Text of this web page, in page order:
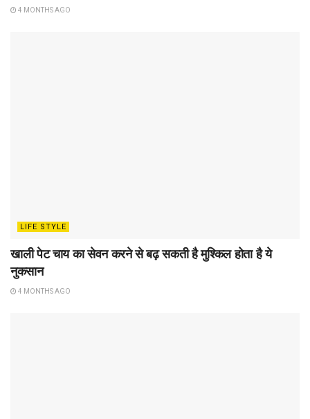
4 MONTHS AGO
LIFE STYLE
खाली पेट चाय का सेवन करने से बढ़ सकती है मुश्किल होता है ये
नुकसान
4 MONTHS AGO